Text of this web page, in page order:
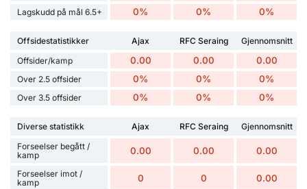
Lagskudd på mål 6.5+ 0% 0% 0%
Offsidestatistikker Ajax RFC Seraing
Gjennomsnitt
Offsider/kamp
0.00 0.00 0.00
Over 2.5 offsider 0% 0% 0%
Over 3.5 offsider 0% 0% 0%
Diverse statistikk Ajax RFC Seraing
Gjennomsnitt
Forseelser begått /
kamp
0.00 0.00 0.00
Forseelser imot /
kamp
0 0 0.00